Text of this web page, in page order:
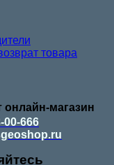
товара
онлайн-магазин
00-666